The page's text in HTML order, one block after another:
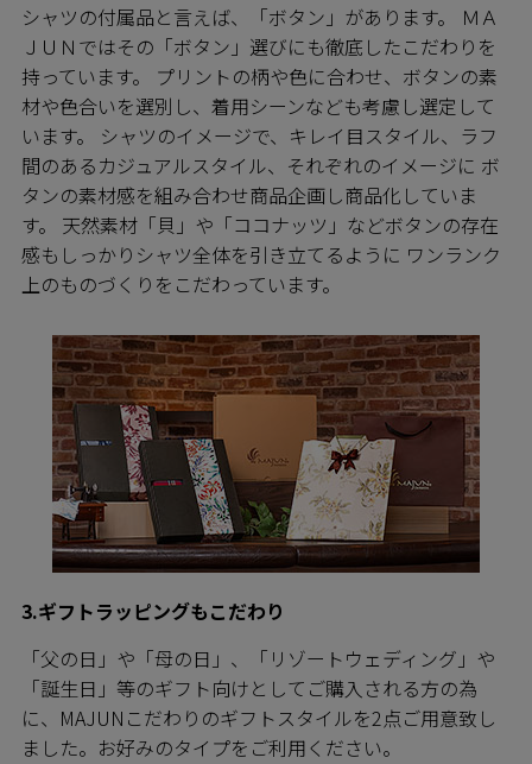
シャツの付属品と言えば、「ボタン」があります。 ＭＡ
ＪＵＮではその「ボタン」選びにも徹底したこだわりを
持っています。 プリントの柄や色に合わせ、ボタンの素
材や色合いを選別し、着用シーンなども考慮し選定して
います。 シャツのイメージで、キレイ目スタイル、ラフ
間のあるカジュアルスタイル、それぞれのイメージに ボ
タンの素材感を組み合わせ商品企画し商品化していま
す。 天然素材「貝」や「ココナッツ」などボタンの存在
感もしっかりシャツ全体を引き立てるように ワンランク
上のものづくりをこだわっています。
3.ギフトラッピングもこだわり
「父の日」や「母の日」、「リゾートウェディング」や
「誕生日」等のギフト向けとしてご購入される方の為
に、MAJUNこだわりのギフトスタイルを2点ご用意致し
ました。お好みのタイプをご利用ください。